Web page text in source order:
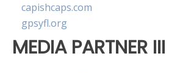
capishcaps.com
gpsyfl.org
MEDIA PARTNER III